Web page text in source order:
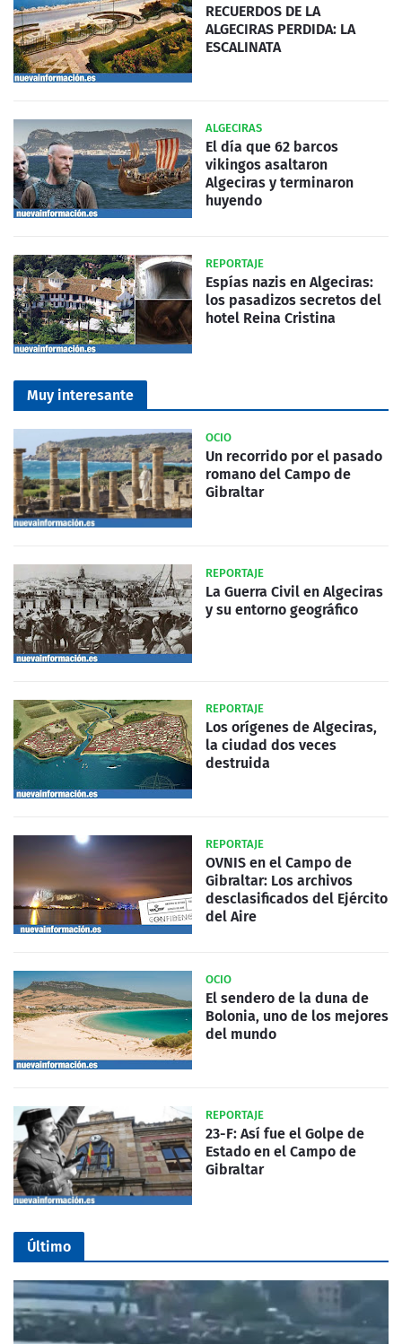
RECUERDOS DE LA
ALGECIRAS PERDIDA: LA
ESCALINATA
ALGECIRAS
El día que 62 barcos
vikingos asaltaron
Algeciras y terminaron
huyendo
REPORTAJE
Espías nazis en Algeciras:
los pasadizos secretos del
hotel Reina Cristina
Muy interesante
OCIO
Un recorrido por el pasado
romano del Campo de
Gibraltar
REPORTAJE
La Guerra Civil en Algeciras
y su entorno geográfico
REPORTAJE
Los orígenes de Algeciras,
la ciudad dos veces
destruida
REPORTAJE
OVNIS en el Campo de
Gibraltar: Los archivos
desclasificados del Ejército
del Aire
OCIO
El sendero de la duna de
Bolonia, uno de los mejores
del mundo
REPORTAJE
23-F: Así fue el Golpe de
Estado en el Campo de
Gibraltar
Último